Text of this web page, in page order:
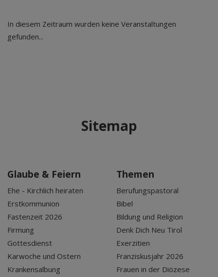
Aug 2026
Apr 2027
Mai 2027
In diesem Zeitraum wurden keine Veranstaltungen
gefunden...
Sitemap
Glaube & Feiern
Ehe - Kirchlich heiraten
Erstkommunion
Fastenzeit 2026
Firmung
Gottesdienst
Karwoche und Ostern
Krankensalbung
Themen
Berufungspastoral
Bibel
Bildung und Religion
Denk Dich Neu Tirol
Exerzitien
Franziskusjahr 2026
Frauen in der Diözese